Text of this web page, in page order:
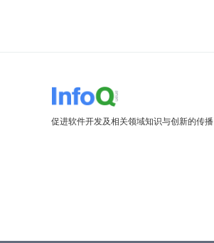
促进软件开发及相关领域知识与创新的传播